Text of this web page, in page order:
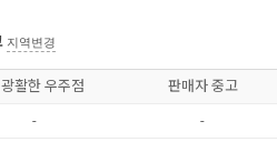
지역변경
활한 우주점 판매자 중고
- -